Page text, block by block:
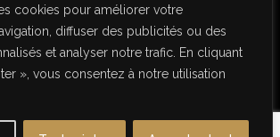
cookies pour améliorer votre
diffuser des publicités ou des
et analyser notre trafic. En cliquant
», vous consentez à notre utilisation